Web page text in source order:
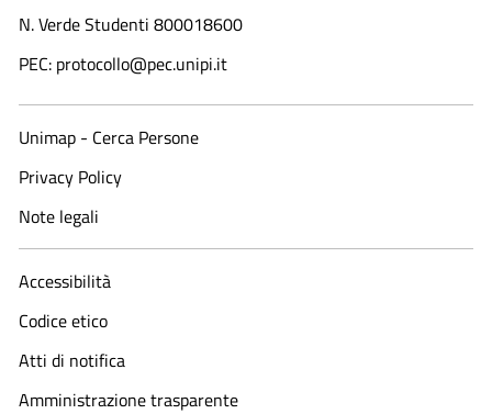
N. Verde Studenti 800018600​
PEC: protocollo@pec.unipi.it
Unimap - Cerca Persone
Privacy Policy
Note legali
Accessibilità
Codice etico
Atti di notifica
Amministrazione trasparente